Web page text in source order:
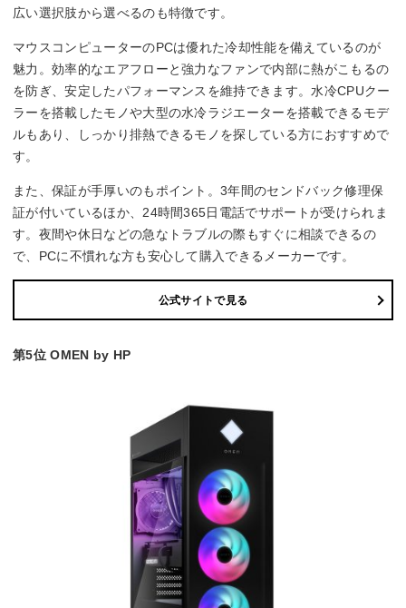
広い選択肢から選べるのも特徴です。
マウスコンピューターのPCは優れた冷却性能を備えているのが
魅力。効率的なエアフローと強力なファンで内部に熱がこもるの
を防ぎ、安定したパフォーマンスを維持できます。水冷CPUクー
ラーを搭載したモノや大型の水冷ラジエーターを搭載できるモデ
ルもあり、しっかり排熱できるモノを探している方におすすめで
す。
また、保証が手厚いのもポイント。3年間のセンドバック修理保
証が付いているほか、24時間365日電話でサポートが受けられま
す。夜間や休日などの急なトラブルの際もすぐに相談できるの
で、PCに不慣れな方も安心して購入できるメーカーです。
公式サイトで見る
第5位 OMEN by HP